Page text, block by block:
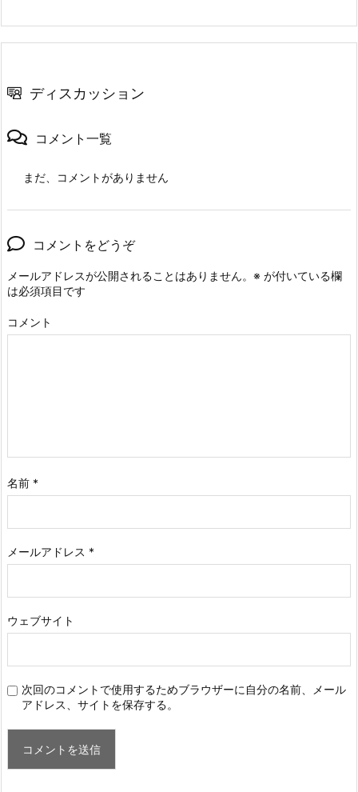
ディスカッション
コメント一覧
まだ、コメントがありません
コメントをどうぞ
メールアドレスが公開されることはありません。 ※ が付いている欄
は必須項目です
コメント
名前 *
メールアドレス *
ウェブサイト
次回のコメントで使用するためブラウザーに自分の名前、メール
アドレス、サイトを保存する。